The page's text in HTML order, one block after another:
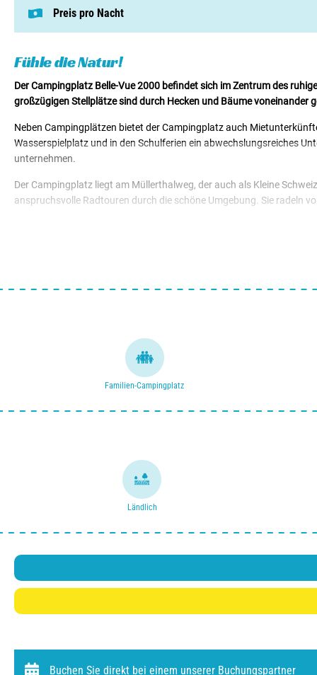
Fühle die Natur!
Der Campingplatz Belle-Vue 2000 befindet sich im Zentrum des
großzügigen Stellplätze sind durch Hecken und Bäume voneinander
Neben Campingplätzen bietet der Campingplatz auch
Wasserspielplatz und in den Schulferien ein abwechslungsreiches
unternehmen.
Der Campingplatz liegt am Müllerthalweg, der auch als Kleine
anspruchsvolle Radtouren durch die schöne Umgebung. Sie radeln
Familien-Campingplatz
Ländlich
Buchen Sie direkt bei einem unserer Buchungspartner
Preis pro Nacht
Pitches von € 18,40